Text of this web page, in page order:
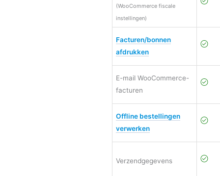
(WooCommerce fiscale
instellingen)
Facturen/bonnen
afdrukken
E-mail WooCommerce-
facturen
Offline bestellingen
verwerken
Verzendgegevens